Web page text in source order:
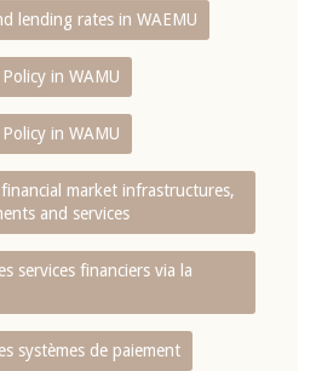
lending rates in WAEMU
in WAMU
in WAMU
financial market infrastructures,
and services
services financiers via la
systèmes de paiement